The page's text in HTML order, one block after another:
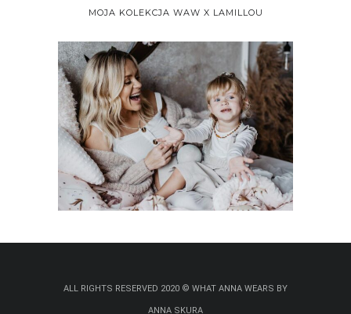
MOJA KOLEKCJA WAW X LAMILLOU
ALL RIGHTS RESERVED 2020 © WHAT ANNA WEARS BY
ANNA SKURA